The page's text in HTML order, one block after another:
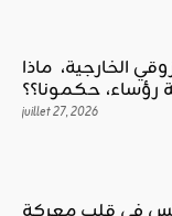
الخارجية، ماذا
رؤساء، حكمونا؟؟
juillet 27, 2026